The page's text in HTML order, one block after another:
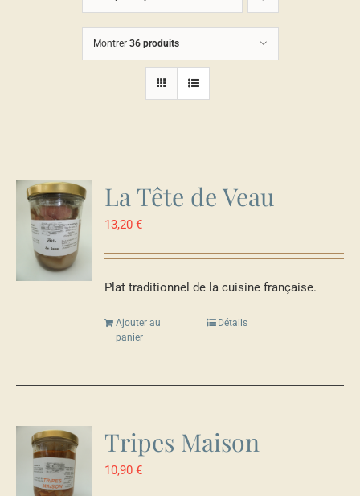
Montrer 36 produits
La Tête de Veau
13,20€
Plat traditionnel de la cuisine française.
Ajouter au
panier
Détails
Tripes Maison
10,90€